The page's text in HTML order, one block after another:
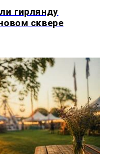
гирлянду
сквере